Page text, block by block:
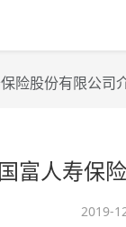
险股份有限公司
国富人寿保
2019-